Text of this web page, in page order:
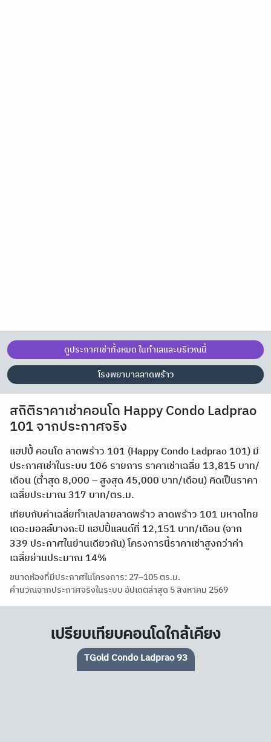
ดูประกาศเช่าทั้งหมด ในทำเลและบริเวณนี้
โรงพยาบาลลาดพร้าว
สถิติราคาเช่าคอนโด Happy Condo Ladprao
101 จากประกาศจริง
แฮปปี้ คอนโด ลาดพร้าว 101 (Happy Condo Ladprao 101) มี
ประกาศเช่าในระบบ 106 รายการ ราคาเช่าเฉลี่ย 13,815 บาท/
เดือน (ต่ำสุด 8,000 – สูงสุด 45,000 บาท/เดือน) คิดเป็นราคา
เฉลี่ยประมาณ 317 บาท/ตร.ม.
เทียบกับค่าเฉลี่ยทำเลปลายลาดพร้าว ลาดพร้าว 101 มหาดไทย
เดอะมอลล์บางกะปิ แฮปปี้แลนด์ที่ 12,151 บาท/เดือน (จาก
339 ประกาศในย่านเดียวกัน) โครงการนี้ราคาเช่าสูงกว่าค่า
เฉลี่ยย่านประมาณ 14%
ขนาดห้องที่มีประกาศในโครงการ: 27–105 ตร.ม.
คำนวณจากประกาศจริงในระบบ อัปเดตล่าสุด 5 สิงหาคม 2569
เปรียบเทียบคอนโดใกล้เคียง
The Cube Loft Ladprao 107